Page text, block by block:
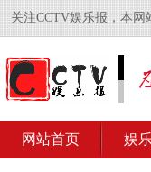
关注CCTV娱乐报，本网
网站首页 娱